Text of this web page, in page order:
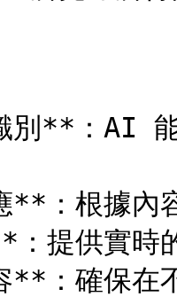
**：AI 能
：根據內
提供實時
：確保在